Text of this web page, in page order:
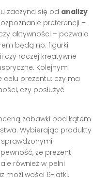
zaczyna się od analizy
preferencji –
aktywności – pozwala
będą np. figurki
czy raczej kreatywne
Kolejnym
celu prezentu: czy ma
czy posłużyć
zabawki pod kątem
Wybierając produkty
że prezent
również w pełni
możliwości 6-latki.